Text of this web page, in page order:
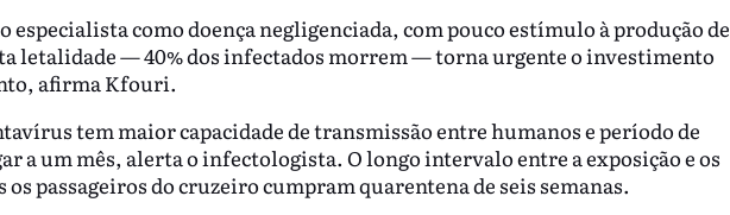
especialista como doença negligenciada, com pouco estímulo à produção de
letalidade — 40% dos infectados morrem — torna urgente o investimento
afirma Kfouri.
tem maior capacidade de transmissão entre humanos e período de
a um mês, alerta o infectologista. O longo intervalo entre a exposição e os
passageiros do cruzeiro cumpram quarentena de seis semanas.